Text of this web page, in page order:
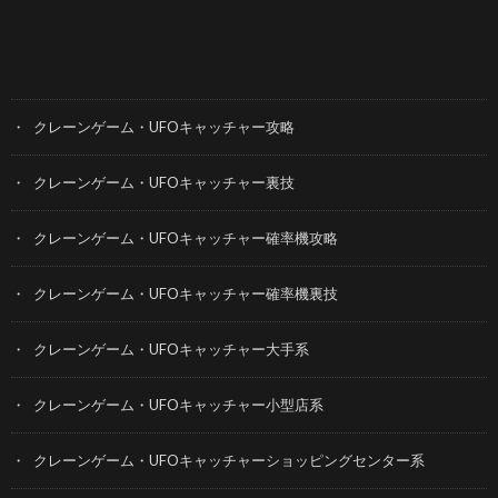
クレーンゲーム・UFOキャッチャー攻略
クレーンゲーム・UFOキャッチャー裏技
クレーンゲーム・UFOキャッチャー確率機攻略
クレーンゲーム・UFOキャッチャー確率機裏技
クレーンゲーム・UFOキャッチャー大手系
クレーンゲーム・UFOキャッチャー小型店系
クレーンゲーム・UFOキャッチャーショッピングセンター系